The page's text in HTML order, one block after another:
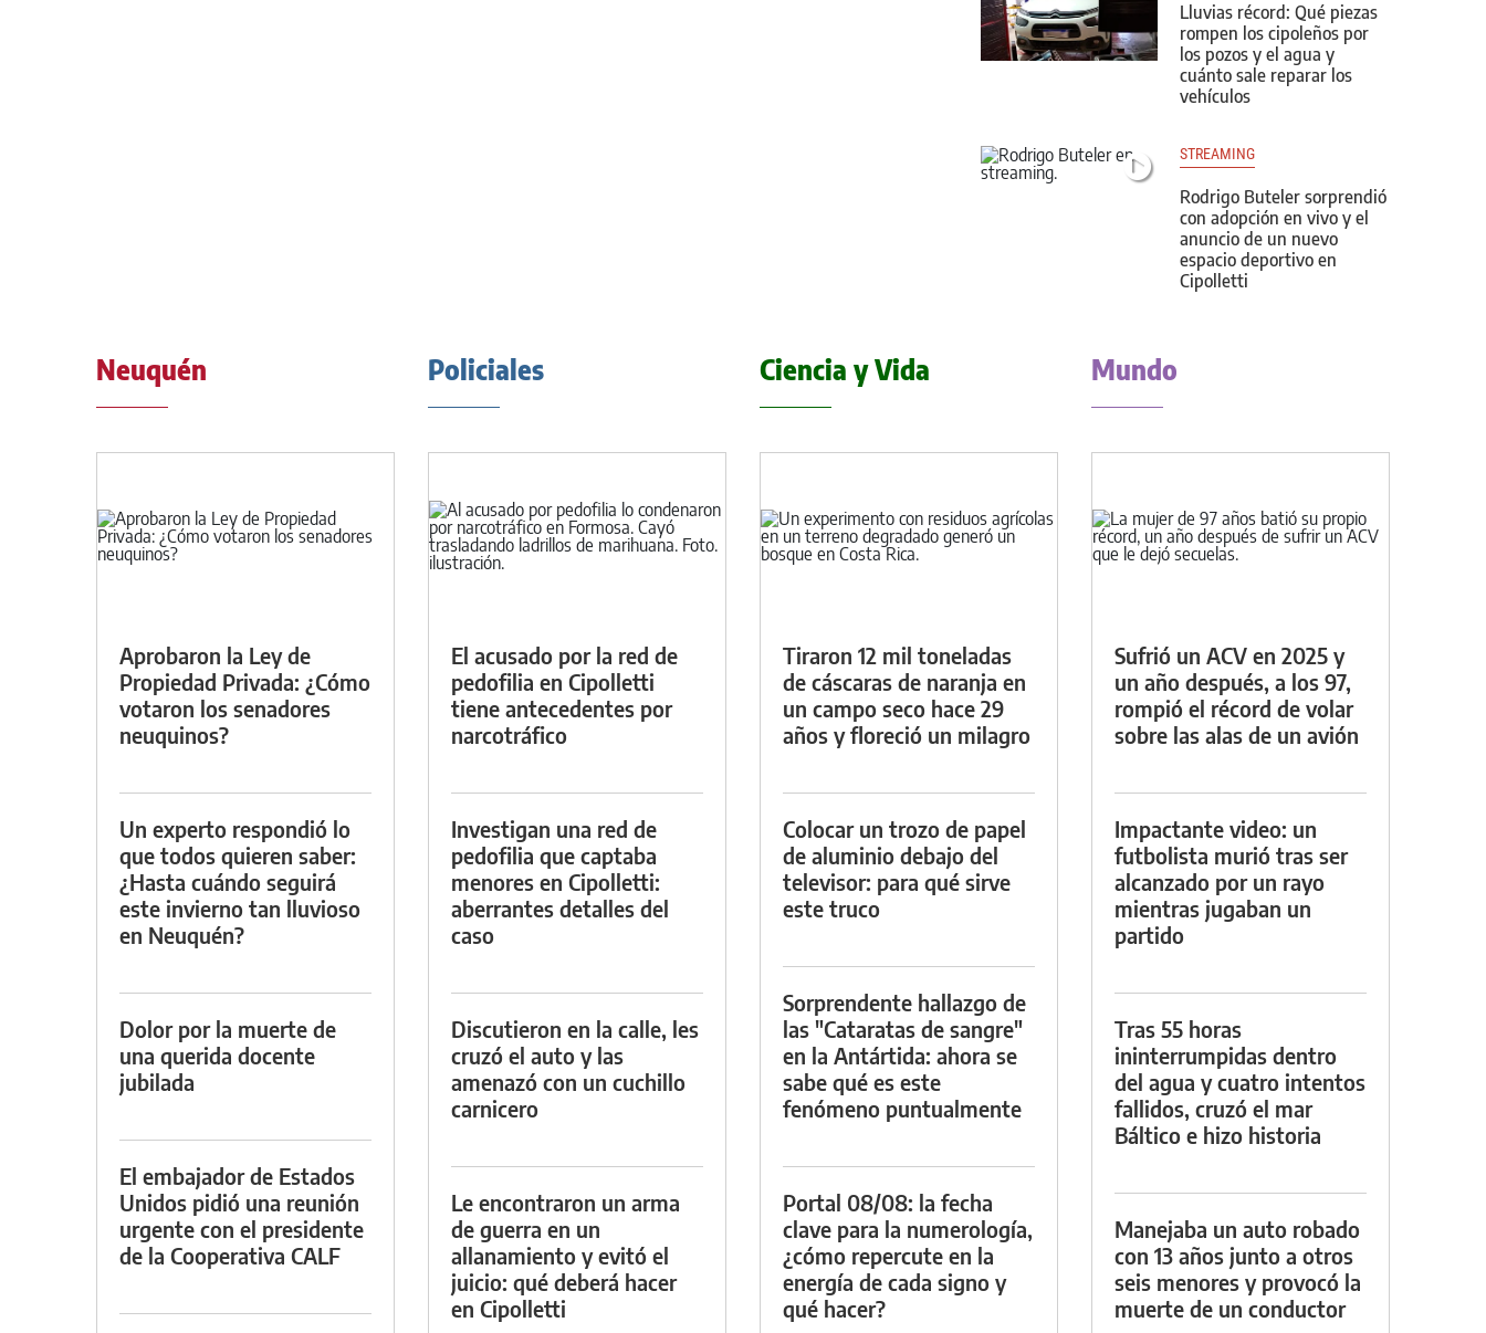
Lluvias récord: Qué piezas
rompen los cipoleños por
los pozos y el agua y
cuánto sale reparar los
vehículos
STREAMING
Rodrigo Buteler sorprendió
con adopción en vivo y el
anuncio de un nuevo
espacio deportivo en
Cipolletti
Neuquén
Aprobaron la Ley de
Propiedad Privada: ¿Cómo
votaron los senadores
neuquinos?
Un experto respondió lo
que todos quieren saber:
¿Hasta cuándo seguirá
este invierno tan lluvioso
en Neuquén?
Dolor por la muerte de
una querida docente
jubilada
El embajador de Estados
Unidos pidió una reunión
urgente con el presidente
de la Cooperativa CALF
Policiales
El acusado por la red de
pedofilia en Cipolletti
tiene antecedentes por
narcotráfico
Investigan una red de
pedofilia que captaba
menores en Cipolletti:
aberrantes detalles del
caso
Discutieron en la calle, les
cruzó el auto y las
amenazó con un cuchillo
carnicero
Le encontraron un arma
de guerra en un
allanamiento y evitó el
juicio: qué deberá hacer
en Cipolletti
Ciencia y Vida
Tiraron 12 mil toneladas
de cáscaras de naranja en
un campo seco hace 29
años y floreció un milagro
Colocar un trozo de papel
de aluminio debajo del
televisor: para qué sirve
este truco
Sorprendente hallazgo de
las "Cataratas de sangre"
en la Antártida: ahora se
sabe qué es este
fenómeno puntualmente
Portal 08/08: la fecha
clave para la numerología,
¿cómo repercute en la
energía de cada signo y
qué hacer?
Mundo
Sufrió un ACV en 2025 y
un año después, a los 97,
rompió el récord de volar
sobre las alas de un avión
Impactante video: un
futbolista murió tras ser
alcanzado por un rayo
mientras jugaban un
partido
Tras 55 horas
ininterrumpidas dentro
del agua y cuatro intentos
fallidos, cruzó el mar
Báltico e hizo historia
Manejaba un auto robado
con 13 años junto a otros
seis menores y provocó la
muerte de un conductor